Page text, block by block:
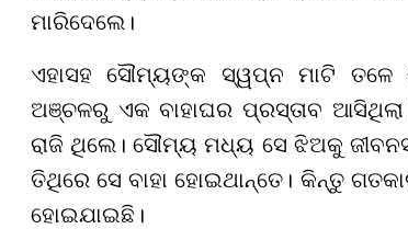
ମାରିଦେଲେ।
ଏହାସହ ସୌମ୍ୟଙ୍କ ସ୍ୱପ୍ନ ମାଟି ତଳେ
ଅଞ୍ଚଳରୁ ଏକ ବାହାଘର ପ୍ରସ୍ତାବ
ରାଜି ଥିଲେ। ସୌମ୍ୟ ମଧ୍ୟ ସେ ଝିଅକୁ
ତିଥିରେ ସେ ବାହା ହୋଇଥାନ୍ତେ। କିନ୍ତୁ
ହୋଇଯାଇଛି।